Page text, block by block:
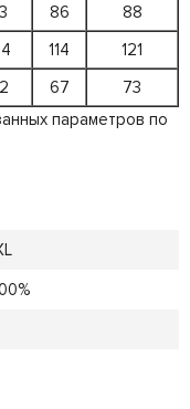
86
88
114
121
67
73
параметров по